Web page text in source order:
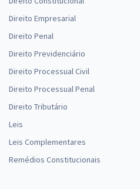
Direito Empresarial
Direito Penal
Direito Previdenciário
Direito Processual Civil
Direito Processual Penal
Direito Tributário
Leis
Leis Complementares
Remédios Constitucionais